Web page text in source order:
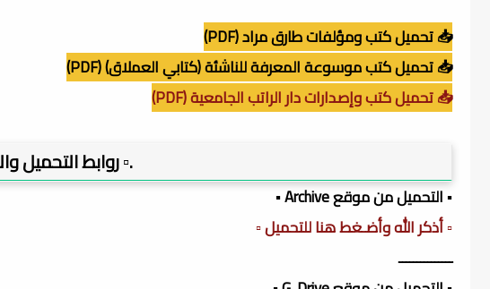
📥 تحميل كتب ومؤلفات طارق مراد (PDF)
📥 تحميل كتب موسوعة المعرفة للناشئة (كتابي العملاق) (PDF)
📥 تحميل كتب وإصدارات دار الراتب الجامعية (PDF)
.▫️ روابط التحميل
▪️ التحميل من موقع Archive ▪️
▫️ أذكر الله وأضـغط هنا للتحميل ▫️
ـــــــــــــــ